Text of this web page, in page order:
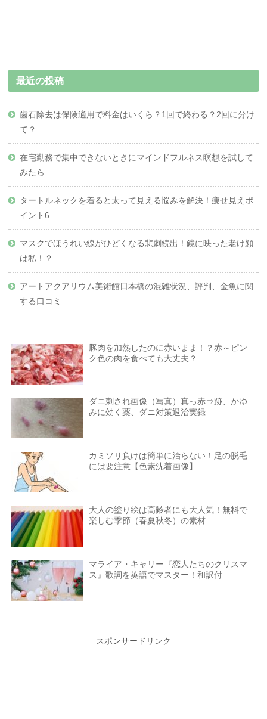
最近の投稿
歯石除去は保険適用で料金はいくら？1回で終わる？2回に分け
て？
在宅勤務で集中できないときにマインドフルネス瞑想を試して
みたら
タートルネックを着ると太って見える悩みを解決！痩せ見えポ
イント6
マスクでほうれい線がひどくなる悲劇続出！鏡に映った老け顔
は私！？
アートアクアリウム美術館日本橋の混雑状況、評判、金魚に関
する口コミ
豚肉を加熱したのに赤いまま！？赤～ピン
ク色の肉を食べても大丈夫？
ダニ刺され画像（写真）真っ赤⇒跡、かゆ
みに効く薬、ダニ対策退治実録
カミソリ負けは簡単に治らない！足の脱毛
には要注意【色素沈着画像】
大人の塗り絵は高齢者にも大人気！無料で
楽しむ季節（春夏秋冬）の素材
マライア・キャリー『恋人たちのクリスマ
ス』歌詞を英語でマスター！和訳付
スポンサードリンク